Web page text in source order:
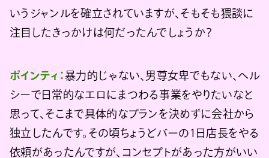
いうジャンルを確立されていますが、そもそも猥談に
注目したきっかけは何だったんでしょうか？
ポインティ：暴力的じゃない、男尊女卑でもない、ヘル
シーで日常的なエロにまつわる事業をやりたいなと
思って、そこまで具体的なプランを決めずに会社から
独立したんです。その頃ちょうどバーの1日店長をやる
依頼があったんですが、コンセプトがあった方がいい